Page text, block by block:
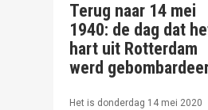
Terug naar 14 mei
1940: de dag dat
hart uit Rotterdam
werd
Het is donderdag 14 mei 2020